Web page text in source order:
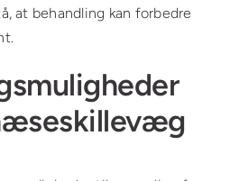
at behandling kan forbedre